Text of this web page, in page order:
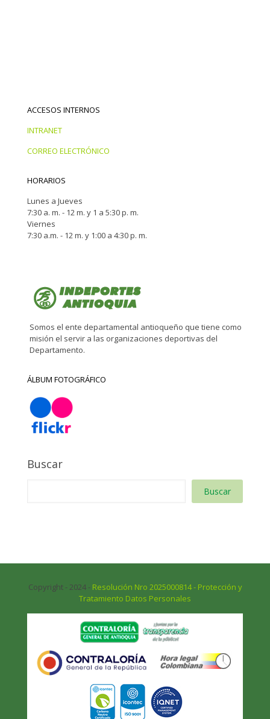
ACCESOS INTERNOS
INTRANET
CORREO ELECTRÓNICO
HORARIOS
Lunes a Jueves
7:30 a. m. - 12 m. y 1 a 5:30 p. m.
Viernes
7:30 a.m. - 12 m. y 1:00 a 4:30 p. m.
Somos el ente departamental antioqueño que tiene como
misión el servir a las organizaciones deportivas del
Departamento.
ÁLBUM FOTOGRÁFICO
Buscar
Buscar
Copyright - 2024 - Resolución Nro 2025000814 - Protección y
Tratamiento Datos Personales